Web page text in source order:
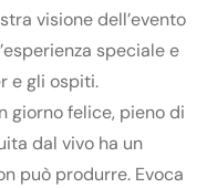
visione dell’evento
speciale e
e gli ospiti.
giorno felice, pieno di
dal vivo ha un
può produrre. Evoca